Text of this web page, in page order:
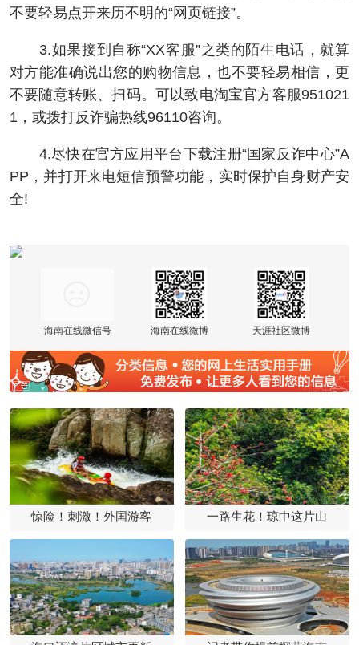
不要轻易点开来历不明的“网页链接”。
3.如果接到自称“XX客服”之类的陌生电话，就算
对方能准确说出您的购物信息，也不要轻易相信，更
不要随意转账、扫码。可以致电淘宝官方客服951021
1，或拨打反诈骗热线96110咨询。
4.尽快在官方应用平台下载注册“国家反诈中心”A
PP，并打开来电短信预警功能，实时保护自身财产安
全!
海南在线微信号 海南在线微博 天涯社区微博
惊险！刺激！外国游客 一路生花！琼中这片山